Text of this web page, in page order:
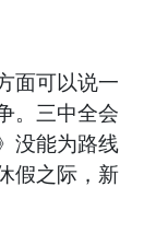
面可以说一
。三中全会
没能为路线
假之际，新